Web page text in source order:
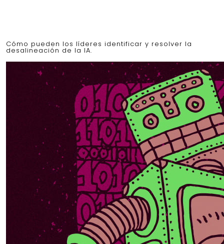
Cómo pueden los líderes identificar y resolver la
desalineación de la IA.